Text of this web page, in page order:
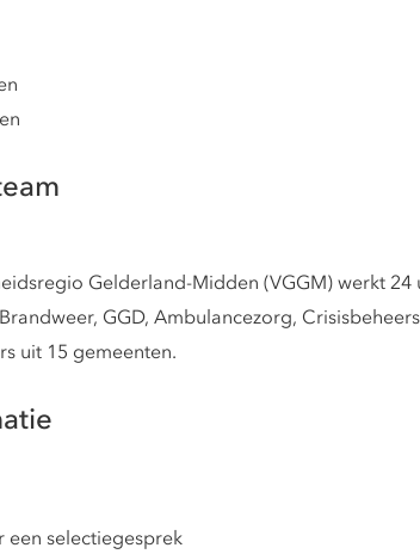
Gelderland-Midden (VGGM) werkt
GGD, Ambulancezorg,
uit 15 gemeenten.
selectiegesprek